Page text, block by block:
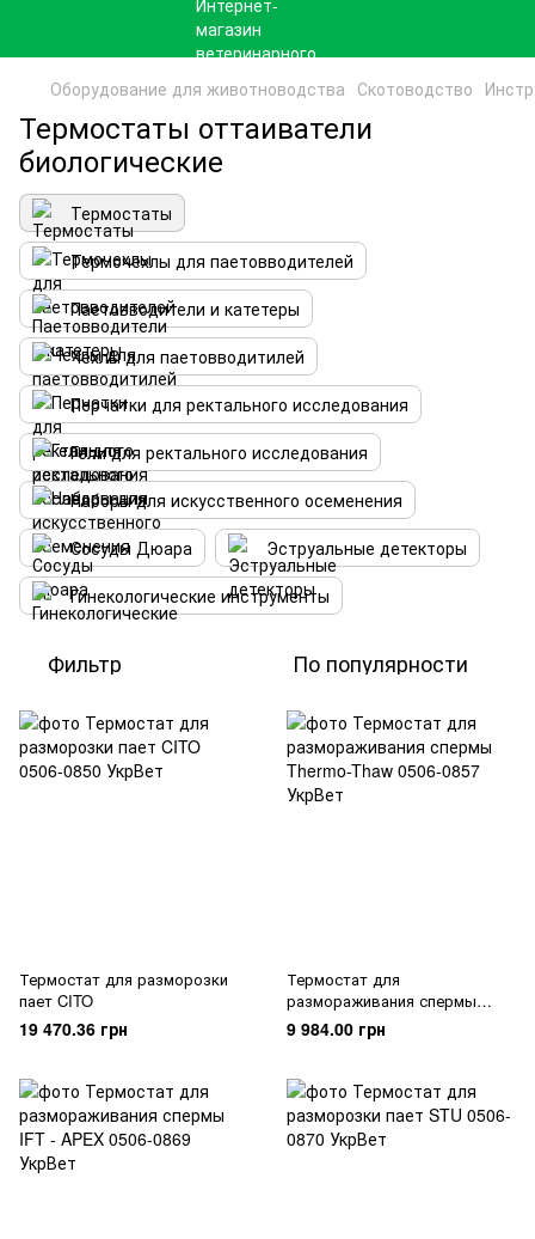
Оборудование для животноводства Скотоводство
Термостаты оттаиватели
биологические
Термостаты
Термочехлы для паетовводителей
Паетовводители и катетеры
Чехлы для паетовводитилей
Перчатки для ректального исследования
Гели для ректального исследования
Наборы для искусственного осеменения
Сосуды Дюара
Эструальные детекторы
Гинекологические инструменты
Фильтр По популярности
Термостат для разморозки
пает CITO
19 470.36 грн
Термостат для
размораживания спермы
Thermo-Thaw
9 984.00 грн